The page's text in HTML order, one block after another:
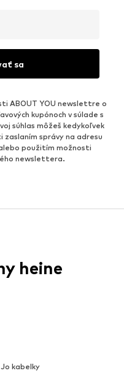
sa
ABOUT YOU newslettre o
kupónoch v súlade s
súhlas môžeš kedykoľvek
správy na adresu
použitím možnosti
newslettera.
kabelky
heine